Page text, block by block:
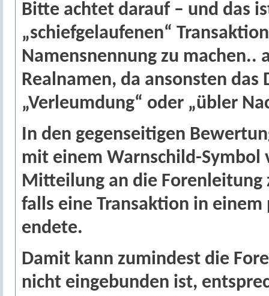
Bitte achtet darauf – und das
„schiefgelaufenen“
Namensnennung zu machen..
Realnamen, da ansonsten das
„Verleumdung“ oder „übler
In den gegenseitigen
mit einem Warnschild-
Mitteilung an die Forenleitung
falls eine Transaktion in
endete.
Damit kann zumindest die
nicht eingebunden ist,